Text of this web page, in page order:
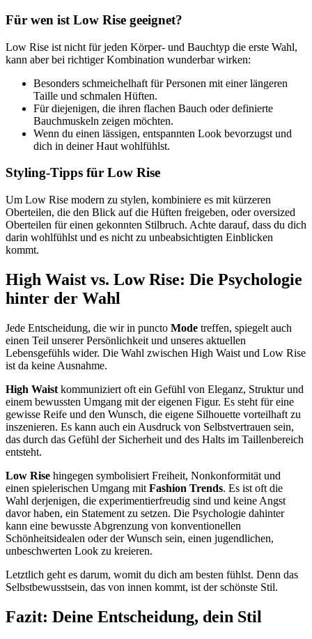
Für wen ist Low Rise geeignet?
Low Rise ist nicht für jeden Körper- und Bauchtyp die erste Wahl,
kann aber bei richtiger Kombination wunderbar wirken:
Besonders schmeichelhaft für Personen mit einer längeren
Taille und schmalen Hüften.
Für diejenigen, die ihren flachen Bauch oder definierte
Bauchmuskeln zeigen möchten.
Wenn du einen lässigen, entspannten Look bevorzugst und
dich in deiner Haut wohlfühlst.
Styling-Tipps für Low Rise
Um Low Rise modern zu stylen, kombiniere es mit kürzeren
Oberteilen, die den Blick auf die Hüften freigeben, oder oversized
Oberteilen für einen gekonnten Stilbruch. Achte darauf, dass du dich
darin wohlfühlst und es nicht zu unbeabsichtigten Einblicken
kommt.
High Waist vs. Low Rise: Die Psychologie
hinter der Wahl
Jede Entscheidung, die wir in puncto Mode treffen, spiegelt auch
einen Teil unserer Persönlichkeit und unseres aktuellen
Lebensgefühls wider. Die Wahl zwischen High Waist und Low Rise
ist da keine Ausnahme.
High Waist kommuniziert oft ein Gefühl von Eleganz, Struktur und
einem bewussten Umgang mit der eigenen Figur. Es steht für eine
gewisse Reife und den Wunsch, die eigene Silhouette vorteilhaft zu
inszenieren. Es kann auch ein Ausdruck von Selbstvertrauen sein,
das durch das Gefühl der Sicherheit und des Halts im Taillenbereich
entsteht.
Low Rise hingegen symbolisiert Freiheit, Nonkonformität und
einen spielerischen Umgang mit Fashion Trends. Es ist oft die
Wahl derjenigen, die experimentierfreudig sind und keine Angst
davor haben, ein Statement zu setzen. Die Psychologie dahinter
kann eine bewusste Abgrenzung von konventionellen
Schönheitsidealen oder der Wunsch sein, einen jugendlichen,
unbeschwerten Look zu kreieren.
Letztlich geht es darum, womit du dich am besten fühlst. Denn das
Selbstbewusstsein, das von innen kommt, ist der schönste Stil.
Fazit: Deine Entscheidung, dein Stil